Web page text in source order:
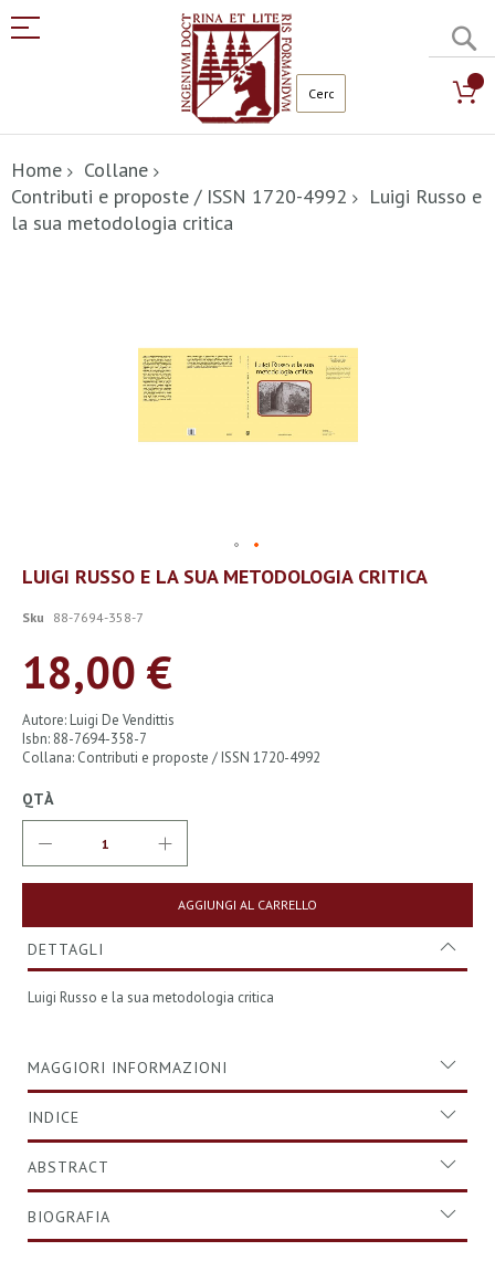
al
contenuto
Home
Collane
Contributi e proposte / ISSN 1720-4992
Luigi Russo e
la sua metodologia critica
Vai
all'inizio
galleria
immagini
LUIGI RUSSO E LA SUA METODOLOGIA CRITICA
Sku 88-7694-358-7
18,00 €
Autore: Luigi De Vendittis
Isbn: 88-7694-358-7
Collana: Contributi e proposte / ISSN 1720-4992
QTÀ
AGGIUNGI AL CARRELLO
DETTAGLI
Luigi Russo e la sua metodologia critica
MAGGIORI INFORMAZIONI
INDICE
ABSTRACT
BIOGRAFIA